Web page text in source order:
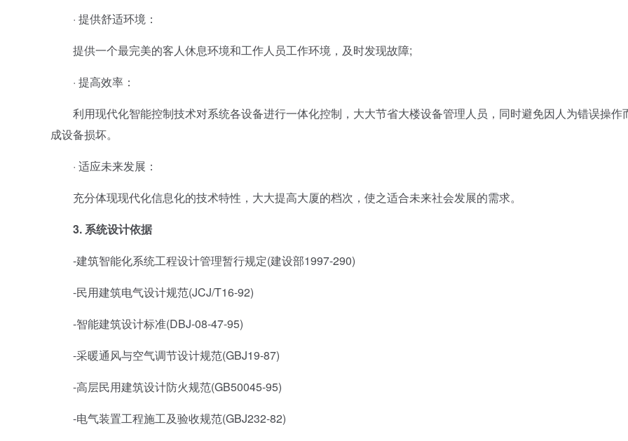
· 提供舒适环境：
提供一个最完美的客人休息环境和工作人员工作环境，及时发现故障;
· 提高效率：
利用现代化智能控制技术对系统各设备进行一体化控制，大大节省大楼设备管理人员，同时避免因人为错误操作
成设备损坏。
· 适应未来发展：
充分体现现代化信息化的技术特性，大大提高大厦的档次，使之适合未来社会发展的需求。
3. 系统设计依据
-建筑智能化系统工程设计管理暂行规定(建设部1997-290)
-民用建筑电气设计规范(JCJ/T16-92)
-智能建筑设计标准(DBJ-08-47-95)
-采暖通风与空气调节设计规范(GBJ19-87)
-高层民用建筑设计防火规范(GB50045-95)
-电气装置工程施工及验收规范(GBJ232-82)